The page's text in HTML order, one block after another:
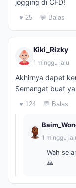
jogging di CFD!
♥ 25 💬 Balas
Kiki_Rizky
1 minggu lalu
Akhirnya dapet
Semangat buat
♥ 124 💬 Balas
1 minggu
Wah
🙏